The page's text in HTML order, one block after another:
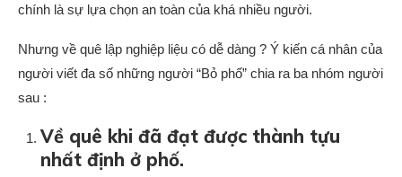
chính là sự lựa chọn an toàn của khá nhiều người.
Nhưng về quê lập nghiệp liệu có dễ dàng ? Ý kiến cá nhân của
người viết đa số những người “Bỏ phố” chia ra ba nhóm người
sau :
Về quê khi đã đạt được thành tựu
nhất định ở phố.